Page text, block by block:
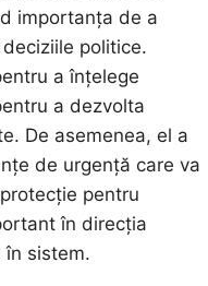
importanța de a
politice.
a înțelege
a dezvolta
De asemenea, el a
de urgență care va
pentru
în direcția
în sistem.